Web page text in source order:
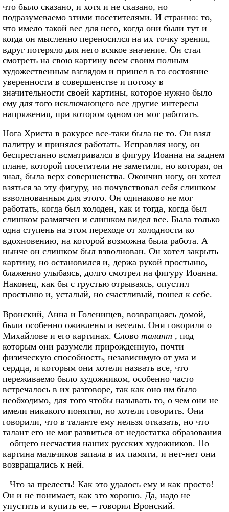
что было сказано, и хотя и не сказано, но
подразумеваемо этими посетителями. И странно: то,
что имело такой вес для него, когда они были тут и
когда он мысленно переносился на их точку зрения,
вдруг потеряло для него всякое значение. Он стал
смотреть на свою картину всем своим полным
художественным взглядом и пришел в то состояние
уверенности в совершенстве и потому в
значительности своей картины, которое нужно было
ему для того исключающего все другие интересы
напряжения, при котором одном он мог работать.
Нога Христа в ракурсе все-таки была не то. Он взял
палитру и принялся работать. Исправляя ногу, он
беспрестанно всматривался в фигуру Иоанна на заднем
плане, которой посетители не заметили, но которая, он
знал, была верх совершенства. Окончив ногу, он хотел
взяться за эту фигуру, но почувствовал себя слишком
взволнованным для этого. Он одинаково не мог
работать, когда был холоден, как и тогда, когда был
слишком размягчен и слишком видел все. Была только
одна ступень на этом переходе от холодности ко
вдохновению, на которой возможна была работа. А
нынче он слишком был взволнован. Он хотел закрыть
картину, но остановился и, держа рукой простыню,
блаженно улыбаясь, долго смотрел на фигуру Иоанна.
Наконец, как бы с грустью отрываясь, опустил
простыню и, усталый, но счастливый, пошел к себе.
Вронский, Анна и Голенищев, возвращаясь домой,
были особенно оживлены и веселы. Они говорили о
Михайлове и его картинах. Слово талант , под
которым они разумели прирожденную, почти
физическую способность, независимую от ума и
сердца, и которым они хотели назвать все, что
переживаемо было художником, особенно часто
встречалось в их разговоре, так как оно им было
необходимо, для того чтобы называть то, о чем они не
имели никакого понятия, но хотели говорить. Они
говорили, что в таланте ему нельзя отказать, но что
талант его не мог развиться от недостатка образования
– общего несчастия наших русских художников. Но
картина мальчиков запала в их памяти, и нет-нет они
возвращались к ней.
– Что за прелесть! Как это удалось ему и как просто!
Он и не понимает, как это хорошо. Да, надо не
упустить и купить ее, – говорил Вронский.